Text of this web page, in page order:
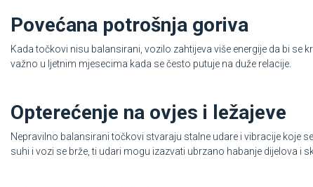
Povećana potrošnja goriva
Kada točkovi nisu balansirani, vozilo zahtijeva više energije da bi se
važno u ljetnim mjesecima kada se često putuje na duže relacije.
Opterećenje na ovjes i ležajeve
Nepravilno balansirani točkovi stvaraju stalne udare i vibracije koje
suhi i vozi se brže, ti udari mogu izazvati ubrzano habanje dijelova i